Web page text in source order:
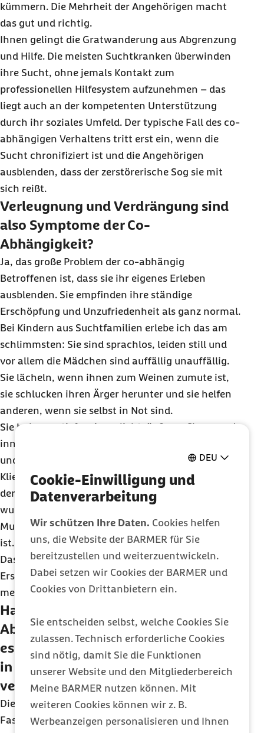
DEU
Cookie-Einwilligung und
Datenverarbeitung
Wir schützen Ihre Daten. Cookies helfen
uns, die Website der BARMER für Sie
bereitzustellen und weiterzuentwickeln.
Dabei setzen wir Cookies der BARMER und
Cookies von Drittanbietern ein.
Sie entscheiden selbst, welche Cookies Sie
zulassen. Technisch erforderliche Cookies
sind nötig, damit Sie die Funktionen
unserer Website und den Mitgliederbereich
Meine BARMER nutzen können. Mit
weiteren Cookies können wir z. B.
Werbeanzeigen personalisieren und Ihnen
kümmern. Die Mehrheit der Angehörigen macht
das gut und richtig.
Ihnen gelingt die Gratwanderung aus Abgrenzung
und Hilfe. Die meisten Suchtkranken überwinden
ihre Sucht, ohne jemals Kontakt zum
professionellen Hilfesystem aufzunehmen – das
liegt auch an der kompetenten Unterstützung
durch ihr soziales Umfeld. Der typische Fall des co-
abhängigen Verhaltens tritt erst ein, wenn die
Sucht chronifiziert ist und die Angehörigen
ausblenden, dass der zerstörerische Sog sie mit
sich reißt.
Verleugnung und Verdrängung sind
also Symptome der Co-
Abhängigkeit?
Ja, das große Problem der co-abhängig
Betroffenen ist, dass sie ihr eigenes Erleben
ausblenden. Sie empfinden ihre ständige
Erschöpfung und Unzufriedenheit als ganz normal.
Bei Kindern aus Suchtfamilien erlebe ich das am
schlimmsten: Sie sind sprachlos, leiden still und
vor allem die Mädchen sind auffällig unauffällig.
Sie lächeln, wenn ihnen zum Weinen zumute ist,
sie schlucken ihren Ärger herunter und sie helfen
anderen, wenn sie selbst in Not sind.
Sie haben es tief verinnerlicht, äußeres Chaos und
innere Alarmbereitschaft als Normalität zu sehen
und sich so zu geben, als wenn nichts wäre. Eine
Klientin hat mal zu Beginn der Stunde erzählt, dass
der Hund gestorben ist, der Ehemann rückfällig
wurde, das Kind den Arm gebrochen hat, die
Mutter im Krankenhaus liegt und das Auto kaputt
ist. Dann sagte sie lächelnd, dass es ihr gut geht.
Das stimmte natürlich nicht. Sie war vor Sorge und
Erschöpfung wie betäubt und spürte sich gar nicht
mehr.
Habe ich als Betroffener einer Co-
Abhängigkeit trotzdem eine Chance,
es selbst zu bemerken, wenn ich mich
in der Sucht meines Angehörigen
verstrickt habe?
Die Diskrepanz zwischen der äußerlich lächelnden
Fassade und der versteckten Not, die eigene